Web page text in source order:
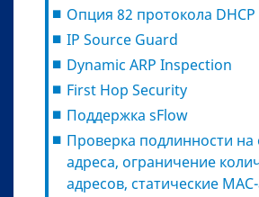
Опция 82 протокола DHCP
IP Source Guard
Dynamic ARP Inspection
First Hop Security
Поддержка sFlow
Проверка подлинности на
адреса, ограничение
адресов, статические